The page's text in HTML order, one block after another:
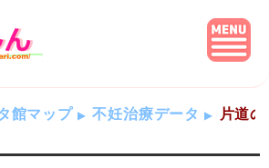
館マップ 不妊治療データ 片道